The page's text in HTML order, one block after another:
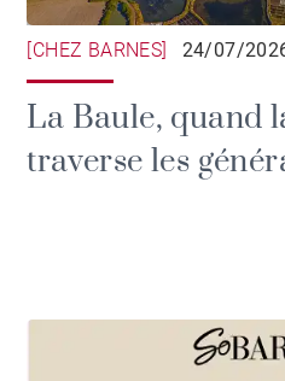
[CHEZ BARNES] 24/07/
La Baule, quand
traverse les